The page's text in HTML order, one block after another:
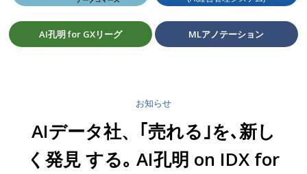
AI孔明 for GXリーグ MLアノテーション
お知らせ
AIデータ社、｢売れる｣を､新し
く発見 する｡ AI孔明 on IDX for